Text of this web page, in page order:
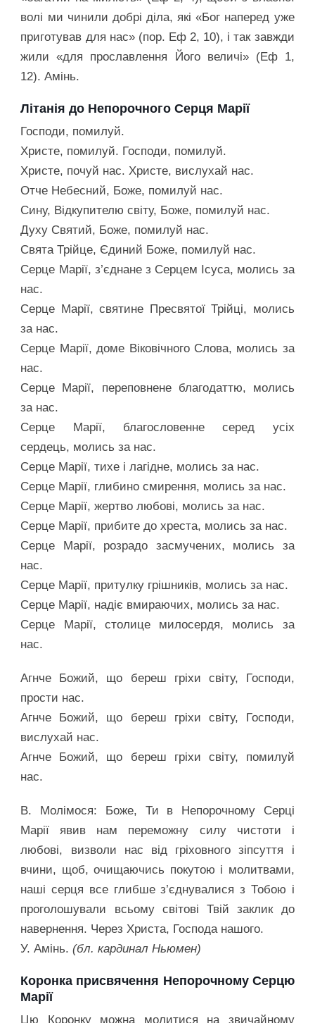
волі ми чинили добрі діла, які «Бог наперед уже
приготував для нас» (пор. Еф 2, 10), і так завжди
жили «для прославлення Його величі» (Еф 1,
12). Амінь.
Літанія до Непорочного Серця Марії
Господи, помилуй.
Христе, помилуй. Господи, помилуй.
Христе, почуй нас. Христе, вислухай нас.
Отче Небесний, Боже, помилуй нас.
Сину, Відкупителю світу, Боже, помилуй нас.
Духу Святий, Боже, помилуй нас.
Свята Трійце, Єдиний Боже, помилуй нас.
Серце Марії, з’єднане з Серцем Ісуса, молись за
нас.
Серце Марії, святине Пресвятої Трійці, молись
за нас.
Серце Марії, доме Віковічного Слова, молись за
нас.
Серце Марії, переповнене благодаттю, молись
за нас.
Серце Марії, благословенне серед усіх
сердець, молись за нас.
Серце Марії, тихе і лагідне, молись за нас.
Серце Марії, глибино смирення, молись за нас.
Серце Марії, жертво любові, молись за нас.
Серце Марії, прибите до хреста, молись за нас.
Серце Марії, розрадо засмучених, молись за
нас.
Серце Марії, притулку грішників, молись за нас.
Серце Марії, надіє вмираючих, молись за нас.
Серце Марії, столице милосердя, молись за
нас.
Агнче Божий, що береш гріхи світу, Господи,
прости нас.
Агнче Божий, що береш гріхи світу, Господи,
вислухай нас.
Агнче Божий, що береш гріхи світу, помилуй
нас.
В. Молімося: Боже, Ти в Непорочному Серці
Марії явив нам переможну силу чистоти і
любові, визволи нас від гріховного зіпсуття і
вчини, щоб, очищаючись покутою і молитвами,
наші серця все глибше з’єднувалися з Тобою і
проголошували всьому світові Твій заклик до
навернення. Через Христа, Господа нашого.
У. Амінь.(бл. кардинал Ньюмен)
Коронка присвячення Непорочному Серцю
Марії
Цю Коронку можна молитися на звичайному